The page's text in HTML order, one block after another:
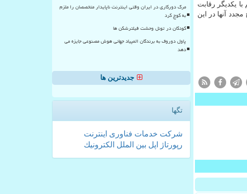
هم با یكدیگر رقابت
آنها در این
مرگ دورکاری در ایران وقتی اینترنت ناپایدار متخصصان را ملزم
به کوچ کرد
کودکان در تونل وحشت فیلترشکن ها
پاول دوروف به برندگان المپیاد جهانی هوش مصنوعی جایزه می
دهد
جدیدترین ها
تگها
شركت خدمات فناوری اینترنت
رپورتاژ
اپل بین الملل الكترونیك